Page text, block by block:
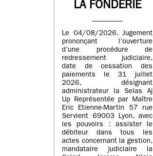
LA FONDERIE
Le 04/08/2026. Jugement
prononçant l’ouverture
d’une procédure de
redressement judiciaire,
date de cessation des
paiements le 31 juillet
2026, désignant
administrateur la Selas Aj
Up Représentée par Maître
Eric Etienne-Martin 57 rue
Servient 69003 Lyon, avec
les pouvoirs : assister le
débiteur dans tous les
actes concernant la gestion,
mandataire judiciaire la